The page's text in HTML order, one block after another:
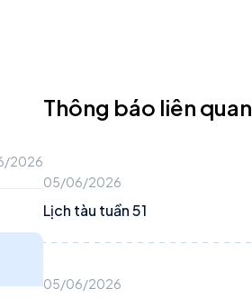
2026
Thông báo liên quan
05/06/2026
Lịch tàu tuần 51
05/06/2026